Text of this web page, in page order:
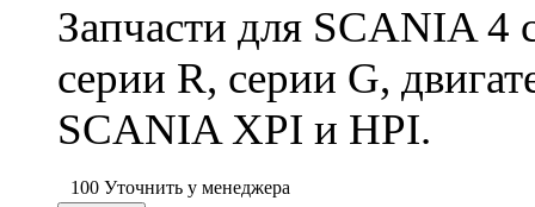
Запчасти для SCANIA 4
серии R, серии G,
SCANIA XPI и HPI.
100 Уточнить у менеджера